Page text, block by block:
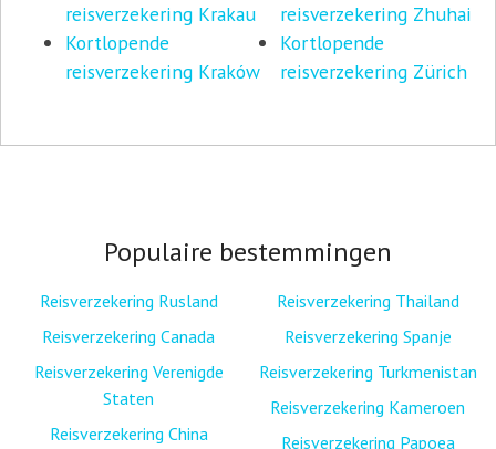
reisverzekering Krakau
Kortlopende
reisverzekering Kraków
reisverzekering Zhuhai
Kortlopende
reisverzekering Zürich
Populaire bestemmingen
Reisverzekering Rusland
Reisverzekering Canada
Reisverzekering Verenigde
Staten
Reisverzekering China
Reisverzekering Thailand
Reisverzekering Spanje
Reisverzekering Turkmenistan
Reisverzekering Kameroen
Reisverzekering Papoea